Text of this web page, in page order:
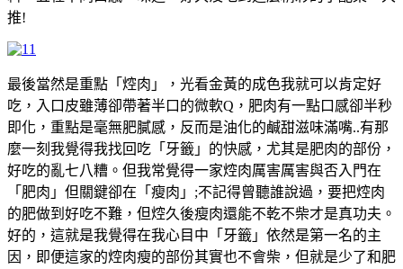
推!
最後當然是重點「焢肉」，光看金黃的成色我就可以肯定好
吃，入口皮雖薄卻帶著半口的微軟Q，肥肉有一點口感卻半秒
即化，重點是毫無肥膩感，反而是油化的鹹甜滋味滿嘴..有那
麼一刻我覺得我找回吃「牙籤」的快感，尤其是肥肉的部份，
好吃的亂七八糟。但我常覺得一家焢肉厲害厲害與否入門在
「肥肉」但關鍵卻在「瘦肉」;不記得曾聽誰說過，要把焢肉
的肥做到好吃不難，但焢久後瘦肉還能不乾不柴才是真功夫。
好的，這就是我覺得在我心目中「牙籤」依然是第一名的主
因，即便這家的焢肉瘦的部份其實也不會柴，但就是少了和肥